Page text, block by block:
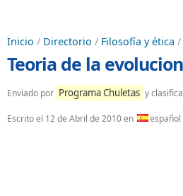
Inicio / Directorio / Filosofía y ética /
Teoria de la evolucion
Enviado por Programa Chuletas y
Escrito el 12 de Abril de 2010en español